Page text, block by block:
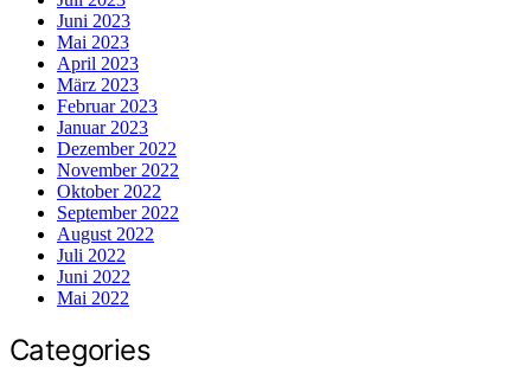
Juni 2023
Mai 2023
April 2023
März 2023
Februar 2023
Januar 2023
Dezember 2022
November 2022
Oktober 2022
September 2022
August 2022
Juli 2022
Juni 2022
Mai 2022
Categories